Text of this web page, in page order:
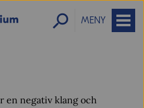
MENY
en negativ klang och